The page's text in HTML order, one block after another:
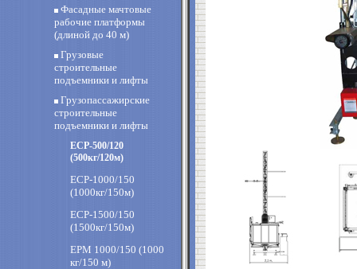
Фасадные мачтовые
рабочие платформы
(длиной до 40 м)
Грузовые
строительные
подъемники и лифты
Грузопассажирские
строительные
подъемники и лифты
ECP-500/120
(500кг/120м)
ECP-1000/150
(1000кг/150м)
ECP-1500/150
(1500кг/150м)
EPM 1000/150 (1000
кг/150 м)